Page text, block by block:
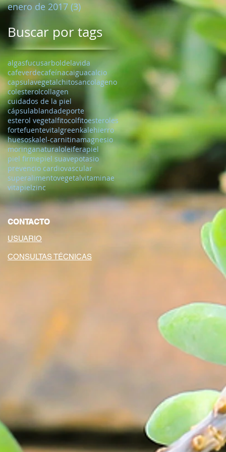
enero de 2017 (3) 3 entradas
Buscar por tags
algasfucusarboldelavida
cafeverdecafeínacaiguacalcio
capsulavegetalchitosancolageno
colesterolcollagen
cuidados de la piel
cápsulablandadeporte
esterol vegetalfitocolfitoesteroles
fortefuentevitalgreenkalehierro
huesoskalel-carnitinamagnesio
moringanaturaloleiferapiel
piel firmepiel suavepotasio
prevencio cardiovascular
superalimentovegetalvitaminae
vitapielzinc
CONTACTO
USUARIO
CONSULTAS TÉCNICAS